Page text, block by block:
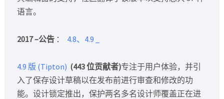
语言。
2017 –公告： 4.8、4.9
4.9 版 (Tipton) (443 位贡献者)专注于用户体验，并引
入了保存设计草稿以在发布前进行审查和修改的功
能。设计锁定推出，保护两名多名设计师覆盖正在进